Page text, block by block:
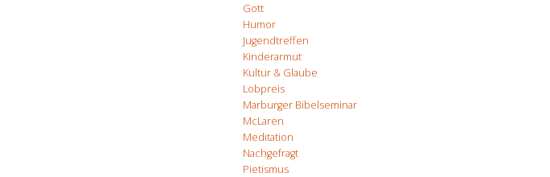
Gott
Humor
Jugendtreffen
Kinderarmut
Kultur & Glaube
Lobpreis
Marburger Bibelseminar
McLaren
Meditation
Nachgefragt
Pietismus